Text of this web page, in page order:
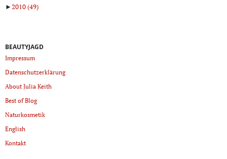
►2010(49)
BEAUTYJAGD
Impressum
Datenschutzerklärung
About Julia Keith
Best of Blog
Naturkosmetik
English
Kontakt